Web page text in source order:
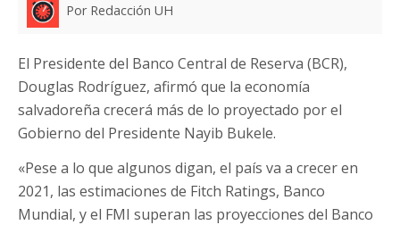
Por Redacción UH
El Presidente del Banco Central de Reserva (BCR),
Douglas Rodríguez, afirmó que la economía
salvadoreña crecerá más de lo proyectado por el
Gobierno del Presidente Nayib Bukele.
«Pese a lo que algunos digan, el país va a crecer en
2021, las estimaciones de Fitch Ratings, Banco
Mundial, y el FMI superan las proyecciones del Banco